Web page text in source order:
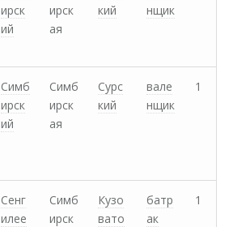
ирск
ий
ирск
ая
кий
нщик
Симб
ирск
ий
Симб
ирск
ая
Сурс
кий
вале
нщик
1
Сенг
илее
Симб
ирск
Кузо
вато
батр
ак
1